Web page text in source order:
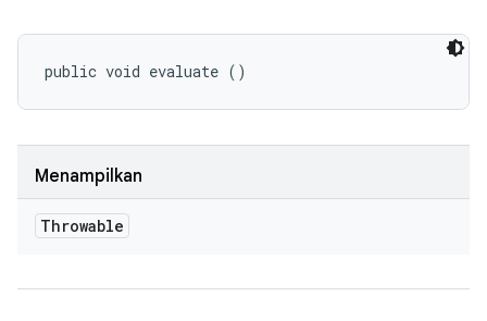
public void evaluate ()
Menampilkan
Throwable